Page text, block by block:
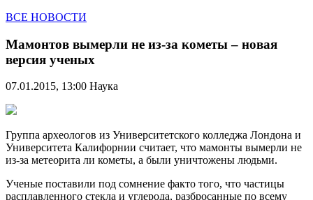
ВСЕ НОВОСТИ
Мамонтов вымерли не из-за кометы – новая
версия ученых
07.01.2015, 13:00 Наука
Группа археологов из Университетского колледжа Лондона и
Университета Калифорнии считает, что мамонты вымерли не
из-за метеорита ли кометы, а были уничтожены людьми.
Ученые поставили под сомнение факто того, что частицы
расплавленного стекла и углерода, разбросанные по всему